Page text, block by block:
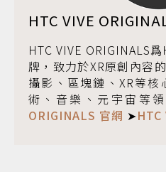
HTC VIVE
HTC VIVE ORIGINALS
牌，致力於XR原創內容
攝影、區塊鏈、XR等
術、音樂、元宇宙等
ORIGINALS 官網 ➤